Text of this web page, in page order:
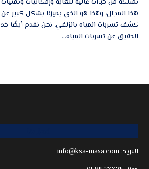
نمتلكه من خبرات عالية للغاية وإمكانيات
هذا المجال، وهذا هو الذي يميزنا بشكل كبير
كشف تسربات المياه بالزلفي، نحن نقدم أيضًا
الدقيق عن تسربات المياه...
info@ksa-masa.com :البريد